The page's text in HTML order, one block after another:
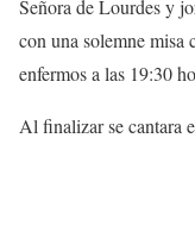
Señora de Lourdes y
con una solemne misa
enfermos a las 19:30
Al finalizar se cantara